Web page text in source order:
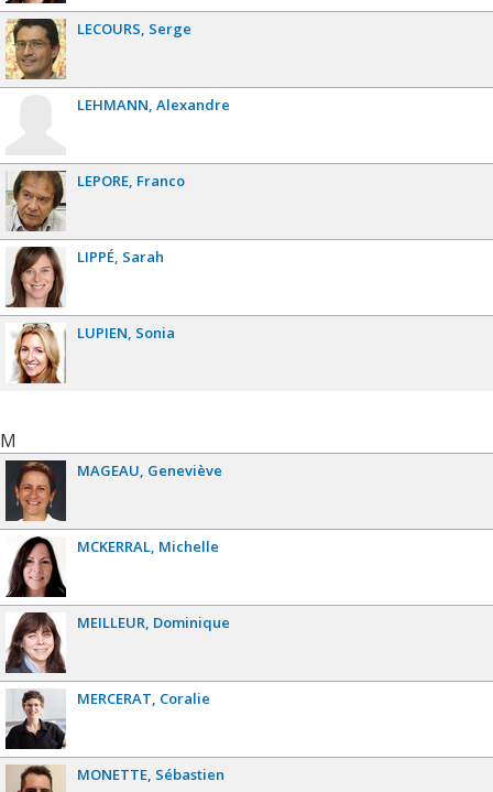
LECOURS Serge
LEHMANN Alexandre
LEPORE Franco
LIPPÉ Sarah
LUPIEN Sonia
M
MAGEAU Geneviève
MCKERRAL Michelle
MEILLEUR Dominique
MERCERAT Coralie
MONETTE Sébastien